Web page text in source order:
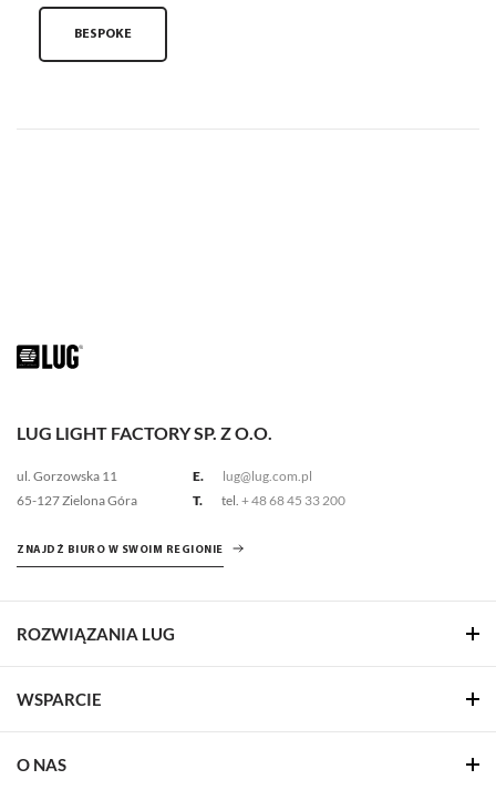
BESPOKE
LUG LIGHT FACTORY SP. Z O.O.
ul. Gorzowska 11
65-127 Zielona Góra
E.
lug@lug.com.pl
T.
tel. + 48 68 45 33 200
ZNAJDŹ BIURO W SWOIM REGIONIE
ROZWIĄZANIA LUG
WSPARCIE
O NAS